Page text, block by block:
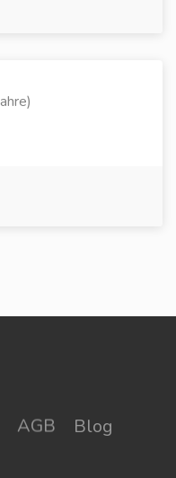
AGB
Blog